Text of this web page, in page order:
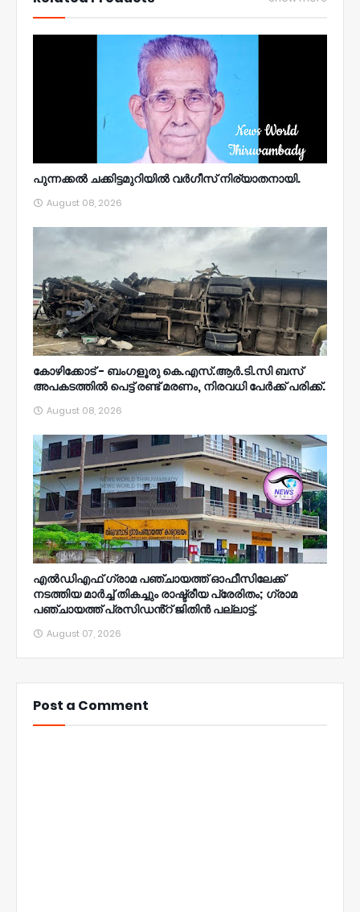
പുന്നക്കൽ ചക്കിട്ടമുറിയിൽ വർഗീസ് നിര്യാതനായി.
August 08, 2026
കോഴിക്കോട് - ബംഗളൂരു കെ.എസ്.ആർ.ടി.സി ബസ്
അപകടത്തിൽ പെട്ട് രണ്ട് മരണം, നിരവധി പേർക്ക് പരിക്ക്.
August 08, 2026
എൽഡിഎഫ് ഗ്രാമ പഞ്ചായത്ത് ഓഫീസിലേക്ക്
നടത്തിയ മാർച്ച് തികച്ചും രാഷ്ട്രീയ പ്രേരിതം; ഗ്രാമ
പഞ്ചായത്ത് പ്രസിഡൻ്റ് ജിതിൻ പല്ലാട്ട്.
August 07, 2026
Post a Comment